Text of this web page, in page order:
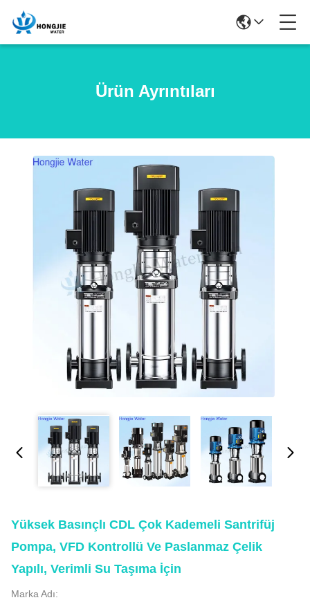
Ürün Ayrıntıları
Yüksek Basınçlı CDL Çok Kademeli Santrifüj
Pompa, VFD Kontrollü Ve Paslanmaz Çelik
Yapılı, Verimli Su Taşıma İçin
Marka Adı: